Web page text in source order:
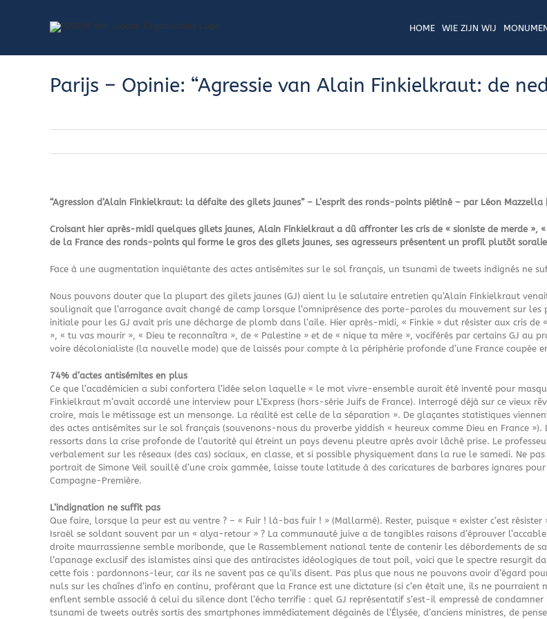
HOME WIE ZIJN WIJ
Parijs – Opinie: “Agressie van Alain Finkielkraut: de
“Agression d’Alain Finkielkraut: la défaite des gilets jaunes” – L’esprit des ronds-points piétiné – par Léon Mazzella
Croisant hier après-midi quelques gilets jaunes, Alain Finkielkraut a dû affronter les cris de « sioniste de merde
de la France des ronds-points qui forme le gros des gilets jaunes, ses agresseurs présentent un profil plutôt
Face à une augmentation inquiétante des actes antisémites sur le sol français, un tsunami de tweets indignés ne
Nous pouvons douter que la plupart des gilets jaunes (GJ) aient lu le salutaire entretien qu’Alain Finkielkraut
soulignait que l’arrogance avait changé de camp lorsque l’omniprésence des porte-paroles du mouvement sur
initiale pour les GJ avait pris une décharge de plomb dans l’aile. Hier après-midi, « Finkie » dut résister aux cris
», « tu vas mourir », « Dieu te reconnaîtra », de « Palestine » et de « nique ta mère », vociférés par certains GJ
voire décolonialiste (la nouvelle mode) que de laissés pour compte à la périphérie profonde d’une France coupée
74% d’actes antisémites en plus
Ce que l’académicien a subi confortera l’idée selon laquelle « le mot vivre-ensemble aurait été inventé pour
Finkielkraut m’avait accordé une interview pour L’Express (hors-série Juifs de France). Interrogé déjà sur ce vieux
croire, mais le métissage est un mensonge. La réalité est celle de la séparation ». De glaçantes statistiques
des actes antisémites sur le sol français (souvenons-nous du proverbe yiddish « heureux comme Dieu en France
ressorts dans la crise profonde de l’autorité qui étreint un pays devenu pleutre après avoir lâché prise. Le
verbalement sur les réseaux (des cas) sociaux, en classe, et si possible physiquement dans la rue le samedi. Ne
portrait de Simone Veil souillé d’une croix gammée, laisse toute latitude à des caricatures de barbares ignares
Campagne-Première.
L’indignation ne suffit pas
Que faire, lorsque la peur est au ventre ? – « Fuir ! là-bas fuir ! » (Mallarmé). Rester, puisque « exister c’est
Israël se soldant souvent par un « alya-retour » ? La communauté juive a de tangibles raisons d’éprouver
droite maurrassienne semble moribonde, que le Rassemblement national tente de contenir les débordements de
l’apanage exclusif des islamistes ainsi que des antiracistes idéologiques de tout poil, voici que le spectre resurgit
cette fois : pardonnons-leur, car ils ne savent pas ce qu’ils disent. Pas plus que nous ne pouvons avoir d’égard
nuls sur les chaînes d’info en continu, proférant que la France est une dictature (si c’en était une, ils ne
enflent semble associé à celui du silence dont l’écho terrifie : quel GJ représentatif s’est-il empressé de
tsunami de tweets outrés sortis des smartphones immédiatement dégainés de l’Élysée, d’anciens ministres, de